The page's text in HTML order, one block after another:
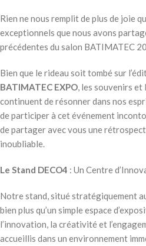
Rien ne nous remplit de plus de joie
exceptionnels que nous avons
précédentes du salon BATIMATEC
Bien que le rideau soit tombé sur
BATIMATEC EXPO , les souvenirs
continuent de résonner dans nos
de participer à cet événement
de partager avec vous une
inoubliable.
Le Stand DECO4 : Un Centre
Notre stand, situé stratégiquement
bien plus qu’un simple espace
l’innovation, la créativité et
accueillis dans un environnement